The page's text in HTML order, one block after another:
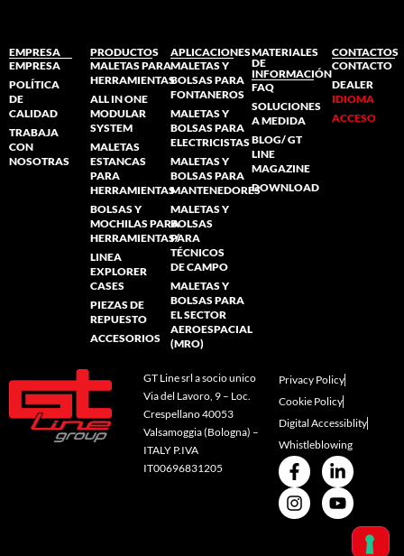
EMPRESA
EMPRESA
POLÍTICA
DE
CALIDAD
TRABAJA
CON
NOSOTRAS
PRODUCTOS
MALETAS PARA
HERRAMIENTAS
ALL IN ONE
MODULAR
SYSTEM
MALETAS
ESTANCAS
PARA
HERRAMIENTAS
BOLSAS Y
MOCHILAS PARA
HERRAMIENTAS/
LINEA
EXPLORER
CASES
PIEZAS DE
REPUESTO
ACCESORIOS
APLICACIONES
MALETAS Y
BOLSAS PARA
FONTANEROS
MALETAS Y
BOLSAS PARA
ELECTRICISTAS
MALETAS Y
BOLSAS PARA
MANTENEDORES
MALETAS Y
BOLSAS
PARA
TÉCNICOS
DE CAMPO
MALETAS Y
BOLSAS PARA
EL SECTOR
AEROESPACIAL
(MRO)
MATERIALES
DE
INFORMACIÓN
FAQ
SOLUCIONES
A MEDIDA
BLOG/ GT
LINE
MAGAZINE
DOWNLOAD
CONTACTOS
CONTACTO
DEALER
IDIOMA
ACCESO
GT Line srl a socio unico
Via del Lavoro, 9 – Loc.
Crespellano 40053
Valsamoggia (Bologna) –
ITALY P.IVA
IT00696831205
Privacy Policy
Cookie Policy
Digital Accessiblity
Whistleblowing